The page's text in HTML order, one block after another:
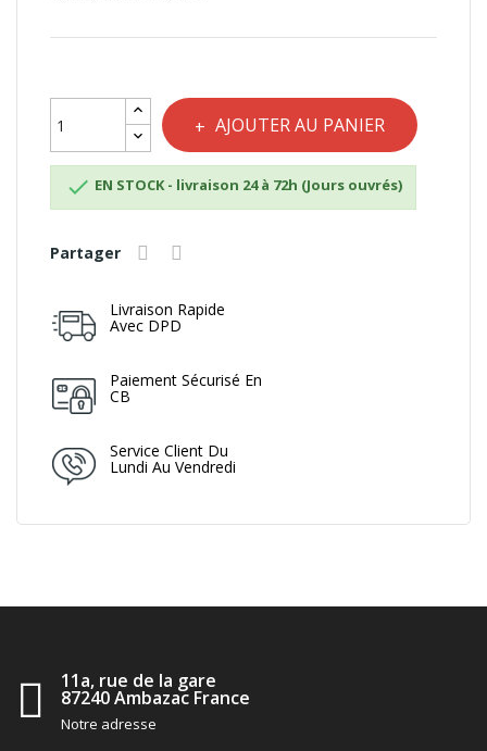
AJOUTER AU PANIER
 EN STOCK - livraison 24 à 72h (Jours ouvrés)
Partager
Livraison Rapide
Avec DPD
Paiement Sécurisé En
CB
Service Client Du
Lundi Au Vendredi
11a, rue de la gare
87240 Ambazac France
Notre adresse